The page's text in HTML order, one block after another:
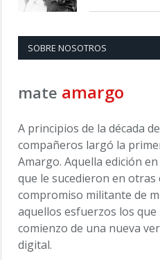
SOBRE NOSOTROS
mate amargo
A principios de la década
compañeros largó la
Amargo. Aquella edición
que le sucedieron en otras
compromiso militante de
aquellos esfuerzos los
comienzo de una nueva
digital.